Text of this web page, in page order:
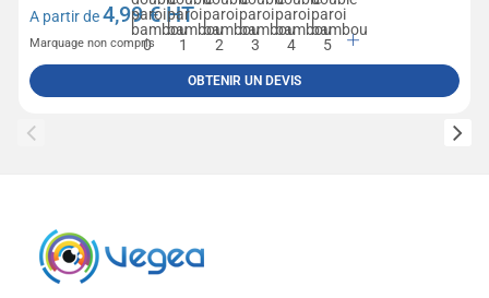
A partir de4,99€ HT
Marquage non compris
OBTENIR UN DEVIS